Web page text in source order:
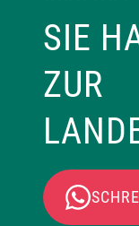
SIE
ZUR